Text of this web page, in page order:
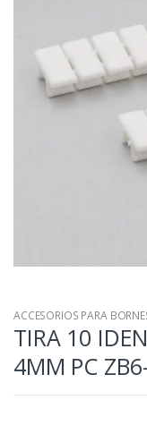
ACCESORIOS PARA
TIRA 10
4MM PC